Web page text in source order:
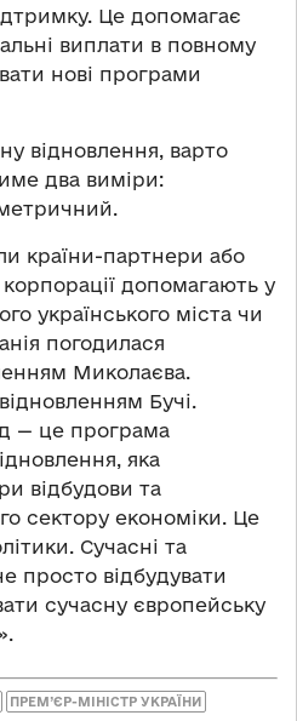
Це допомагає
виплати в повному
нові програми
відновлення, варто
два виміри:
країни-партнери або
допомагають у
українського міста чи
погодилася
Миколаєва.
Бучі.
— це програма
яка
відбудови та
сектору економіки. Це
Сучасні та
просто відбудувати
сучасну європейську
ПРЕМ’ЄР-МІНІСТР УКРАЇНИ